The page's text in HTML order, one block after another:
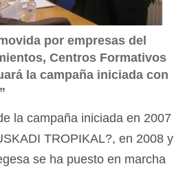
por empresas del
Centros Formativos
la campaña iniciada con
la campaña iniciada en 2007
TROPIKAL?, en 2008 y
se ha puesto en marcha